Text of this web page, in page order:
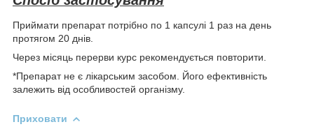
Приймати препарат потрібно по 1 капсулі 1 раз на день
протягом 20 днів.
Через місяць перерви курс рекомендується повторити.
*Препарат не є лікарським засобом. Його ефективність
залежить від особливостей організму.
Приховати